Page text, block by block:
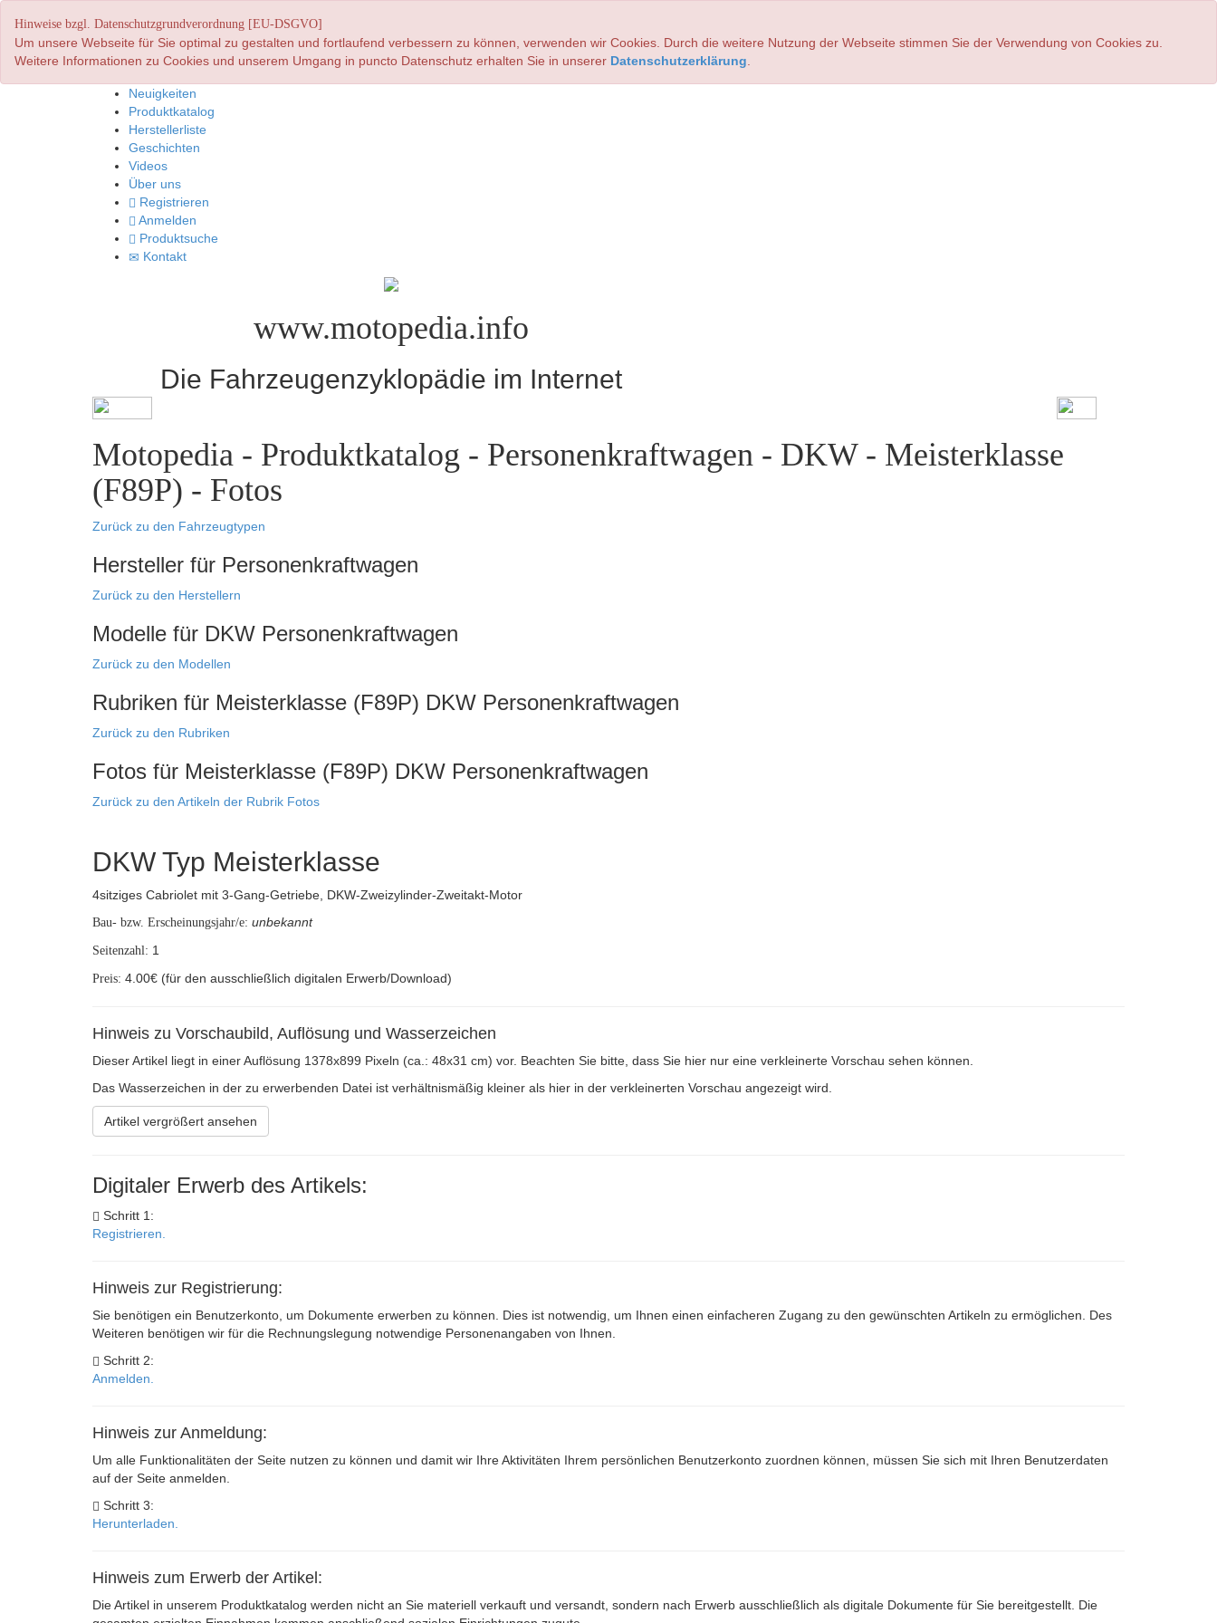
Hinweise bzgl. Datenschutzgrundverordnung [EU-DSGVO]
Um unsere Webseite für Sie optimal zu gestalten und fortlaufend verbessern zu können, verwenden wir Cookies. Durch die weitere Nutzung der Webseite stimmen Sie der Verwendung von Cookies zu.
Weitere Informationen zu Cookies und unserem Umgang in puncto Datenschutz erhalten Sie in unserer Datenschutzerklärung
Neuigkeiten
Produktkatalog
Herstellerliste
Geschichten
Videos
Über uns
Registrieren
Anmelden
Produktsuche
Kontakt
www.motopedia.info
Die Fahrzeugenzyklopädie im Internet
Motopedia - Produktkatalog - Personenkraftwagen - DKW - Meisterklasse
(F89P) - Fotos
Zurück zu den Fahrzeugtypen
Hersteller für Personenkraftwagen
Zurück zu den Herstellern
Modelle für DKW Personenkraftwagen
Zurück zu den Modellen
Rubriken für Meisterklasse (F89P) DKW Personenkraftwagen
Zurück zu den Rubriken
Fotos für Meisterklasse (F89P) DKW Personenkraftwagen
Zurück zu den Artikeln der Rubrik Fotos
DKW Typ Meisterklasse
4sitziges Cabriolet mit 3-Gang-Getriebe, DKW-Zweizylinder-Zweitakt-Motor
Bau- bzw. Erscheinungsjahr/e: unbekannt
Seitenzahl: 1
Preis: 4.00€ (für den ausschließlich digitalen Erwerb/Download)
Hinweis zu Vorschaubild, Auflösung und Wasserzeichen
Dieser Artikel liegt in einer Auflösung 1378x899 Pixeln (ca.: 48x31 cm) vor. Beachten Sie bitte, dass Sie hier nur eine verkleinerte Vorschau sehen können.
Das Wasserzeichen in der zu erwerbenden Datei ist verhältnismäßig kleiner als hier in der verkleinerten Vorschau angezeigt wird.
Artikel vergrößert ansehen
Digitaler Erwerb des Artikels:
Schritt 1:
Registrieren.
Hinweis zur Registrierung:
Sie benötigen ein Benutzerkonto, um Dokumente erwerben zu können. Dies ist notwendig, um Ihnen einen einfacheren Zugang zu den gewünschten Artikeln zu ermöglichen. Des
Weiteren benötigen wir für die Rechnungslegung notwendige Personenangaben von Ihnen.
Schritt 2:
Anmelden.
Hinweis zur Anmeldung:
Um alle Funktionalitäten der Seite nutzen zu können und damit wir Ihre Aktivitäten Ihrem persönlichen Benutzerkonto zuordnen können, müssen Sie sich mit Ihren Benutzerdaten
auf der Seite anmelden.
Schritt 3:
Herunterladen.
Hinweis zum Erwerb der Artikel:
Die Artikel in unserem Produktkatalog werden nicht an Sie materiell verkauft und versandt, sondern nach Erwerb ausschließlich als digitale Dokumente für Sie bereitgestellt. Die